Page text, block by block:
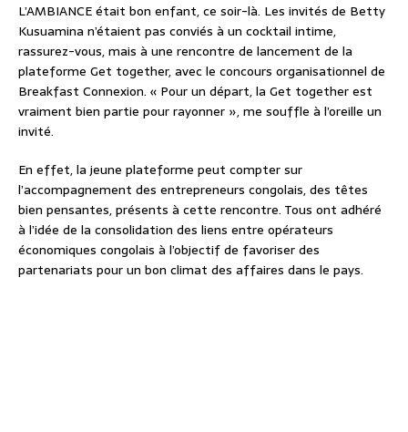
L’AMBIANCE était bon enfant, ce soir-là. Les invités de Betty
Kusuamina n’étaient pas conviés à un cocktail intime,
rassurez-vous, mais à une rencontre de lancement de la
plateforme Get together, avec le concours organisationnel de
Breakfast Connexion. « Pour un départ, la Get together est
vraiment bien partie pour rayonner », me souffle à l’oreille un
invité.
En effet, la jeune plateforme peut compter sur
l’accompagnement des entrepreneurs congolais, des têtes
bien pensantes, présents à cette rencontre. Tous ont adhéré
à l’idée de la consolidation des liens entre opérateurs
économiques congolais à l’objectif de favoriser des
partenariats pour un bon climat des affaires dans le pays.